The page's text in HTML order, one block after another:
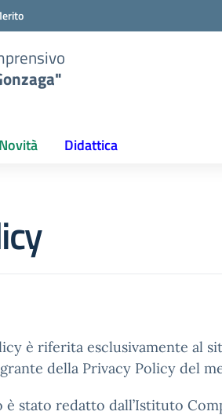
Novità Didattica
è riferita esclusivamente al
della Privacy Policy del
stato redatto dall’Istituto